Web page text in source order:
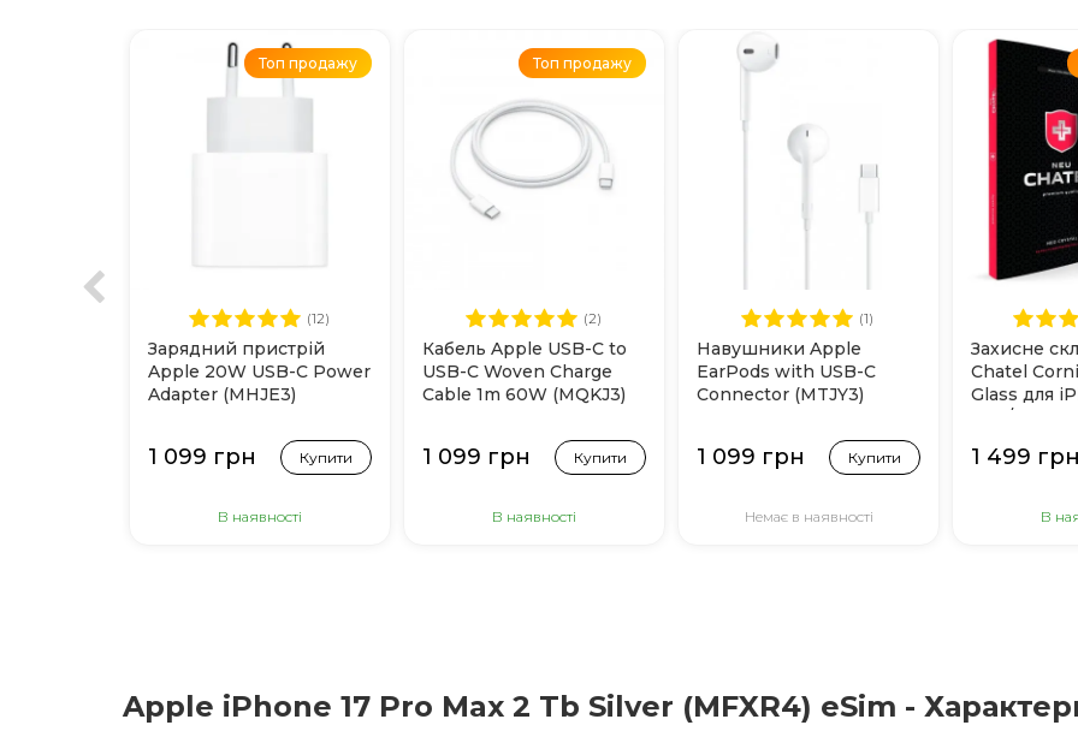
Топ продажу
(12)
Зарядний пристрій
Apple 20W USB-C Power
Adapter (MHJE3)
1 099 грн Купити
В наявності
Топ продажу
(2)
Кабель Apple USB-C to
USB-C Woven Charge
Cable 1m 60W (MQKJ3)
1 099 грн Купити
В наявності
(1)
Навушники Apple
EarPods with USB-C
Connector (MTJY3)
1 099 грн Купити
Немає в наявності
Захисне
Chatel
Glass для
Max/17 Pro
1 499 грн
В
Apple iPhone 17 Pro Max 2 Tb Silver (MFXR4) eSim -